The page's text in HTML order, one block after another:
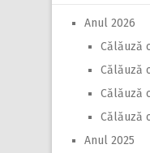
Anul 2026
Călăuză
Călăuză
Călăuză
Călăuză
Anul 2025